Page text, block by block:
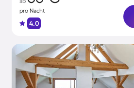
pro Nacht
4.0